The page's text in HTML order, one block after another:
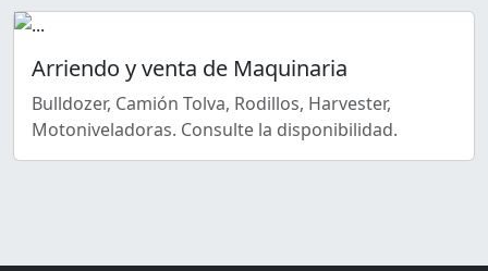
Arriendo y venta de Maquinaria
Bulldozer, Camión Tolva, Rodillos, Harvester,
Motoniveladoras. Consulte la disponibilidad.